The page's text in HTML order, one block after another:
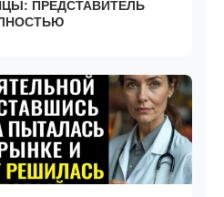
ПРЕДСТАВИТЕЛЬ